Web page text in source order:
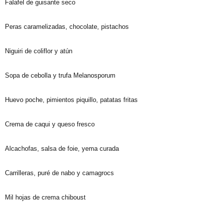
Falafel de guisante seco
Peras caramelizadas, chocolate, pistachos
Niguiri de coliflor y atún
Sopa de cebolla y trufa Melanosporum
Huevo poche, pimientos piquillo, patatas fritas
Crema de caqui y queso fresco
Alcachofas, salsa de foie, yema curada
Carrilleras, puré de nabo y camagrocs
Mil hojas de crema chiboust